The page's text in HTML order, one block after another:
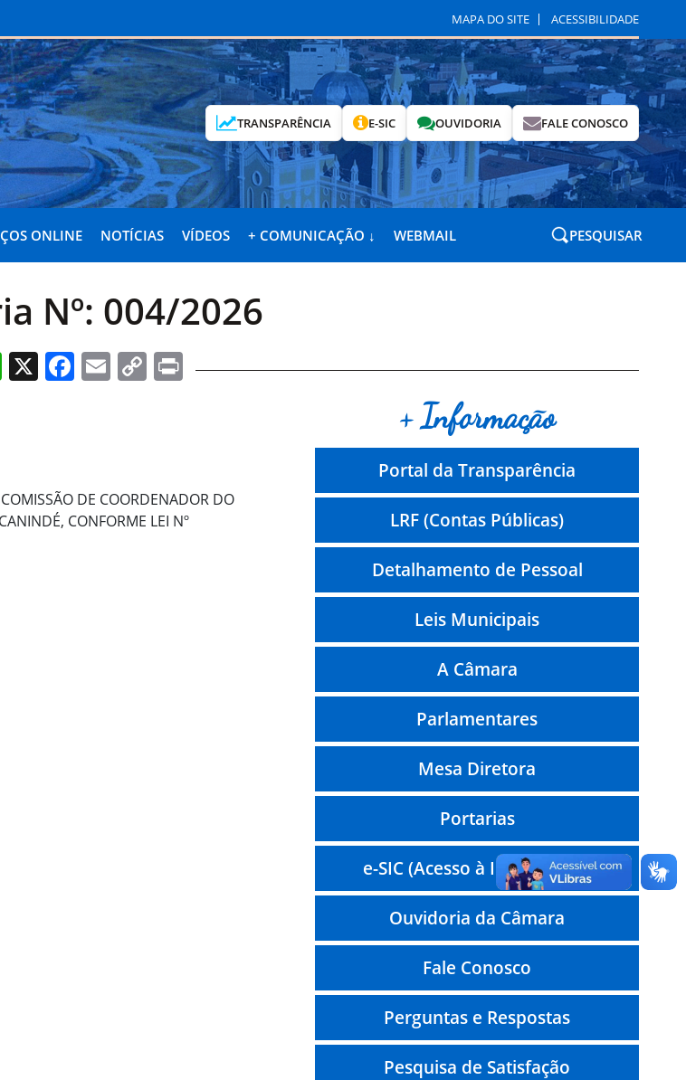
MAPA DO SITE ACESSIBILIDADE
TRANSPARÊNCIA E-SIC OUVIDORIA FALE CONOSCO
ONLINE NOTÍCIAS VÍDEOS + COMUNICAÇÃO ↓ WEBMAIL PESQUISAR
Nº: 004/2026
WhatsApp
X Facebook
EmailCopyPrint
DE COORDENADOR DO
CONFORME LEI Nº
+ Informação
Portal da Transparência
LRF (Contas Públicas)
Detalhamento de Pessoal
Leis Municipais
A Câmara
Parlamentares
Mesa Diretora
Portarias
e-SIC (Acesso à Informação)
Ouvidoria da Câmara
Fale Conosco
Perguntas e Respostas
Pesquisa de Satisfação